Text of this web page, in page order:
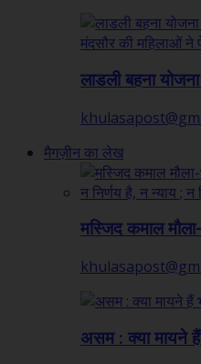
लाडली बहना
मैगज़ीन का लेख
मस्जिद कमाल मौला-
असम : क्या मायने